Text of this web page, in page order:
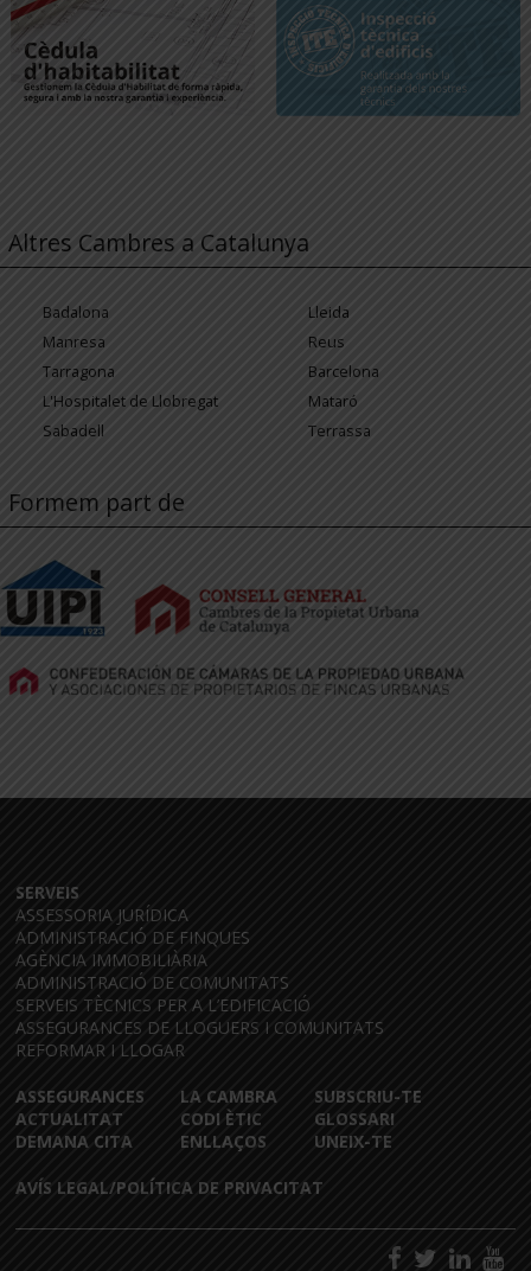
Altres Cambres a Catalunya
Badalona
Lleida
Manresa
Reus
Tarragona
Barcelona
L'Hospitalet de Llobregat
Mataró
Sabadell
Terrassa
Formem part de
SERVEIS
ASSESSORIA JURÍDICA
ADMINISTRACIÓ DE FINQUES
AGÈNCIA IMMOBILIÀRIA
ADMINISTRACIÓ DE COMUNITATS
SERVEIS TÈCNICS PER A L’EDIFICACIÓ
ASSEGURANCES DE LLOGUERS I COMUNITATS
REFORMAR I LLOGAR
ASSEGURANCES
ACTUALITAT
DEMANA CITA
LA CAMBRA
CODI ÈTIC
ENLLAÇOS
SUBSCRIU-TE
GLOSSARI
UNEIX-TE
AVÍS LEGAL/POLÍTICA DE PRIVACITAT